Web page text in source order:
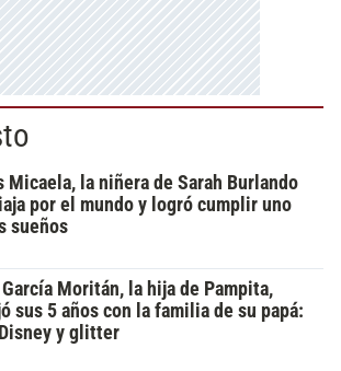
Micaela, la niñera de Sarah Burlando
por el mundo y logró cumplir uno
sueños
Moritán, la hija de Pampita,
sus 5 años con la familia de su papá:
y glitter